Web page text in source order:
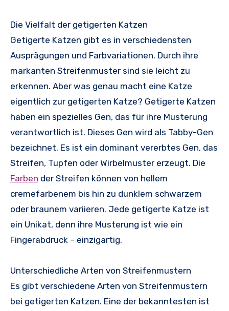
Die Vielfalt der getigerten Katzen
Getigerte Katzen gibt es in verschiedensten
Ausprägungen und Farbvariationen. Durch ihre
markanten Streifenmuster sind sie leicht zu
erkennen. Aber was genau macht eine Katze
eigentlich zur getigerten Katze? Getigerte Katzen
haben ein spezielles Gen, das für ihre Musterung
verantwortlich ist. Dieses Gen wird als Tabby-Gen
bezeichnet. Es ist ein dominant vererbtes Gen, das
Streifen, Tupfen oder Wirbelmuster erzeugt. Die
Farben der Streifen können von hellem
cremefarbenem bis hin zu dunklem schwarzem
oder braunem variieren. Jede getigerte Katze ist
ein Unikat, denn ihre Musterung ist wie ein
Fingerabdruck – einzigartig.
Unterschiedliche Arten von Streifenmustern
Es gibt verschiedene Arten von Streifenmustern
bei getigerten Katzen. Eine der bekanntesten ist